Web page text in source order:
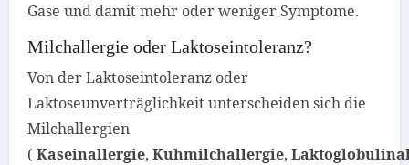
Gase und damit mehr oder weniger Symptome.
Milchallergie oder Laktoseintoleranz?
Von der Laktoseintoleranz oder
Laktoseunverträglichkeit unterscheiden sich die
Milchallergien
( Kaseinallergie, Kuhmilchallergie,